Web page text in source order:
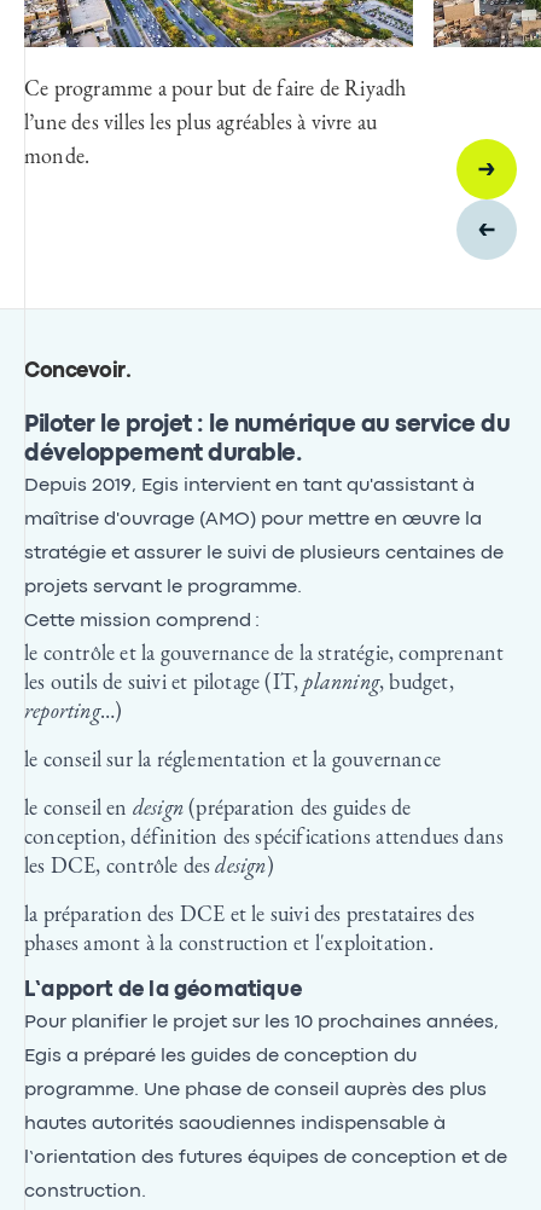
Ce programme a pour but de faire de Riyadh
l’une des villes les plus agréables à vivre au
monde.
Concevoir.
Piloter le projet : le numérique au service du
développement durable.
Depuis 2019, Egis intervient en tant qu'assistant à
maîtrise d'ouvrage (AMO) pour mettre en œuvre la
stratégie et assurer le suivi de plusieurs centaines de
projets servant le programme.
Cette mission comprend :
le contrôle et la gouvernance de la stratégie, comprenant
les outils de suivi et pilotage (IT, planning, budget,
reporting…)
le conseil sur la réglementation et la gouvernance
le conseil en design(préparation des guides de
conception, définition des spécifications attendues dans
les DCE, contrôle desdesign)
la préparation des DCE et le suivi des prestataires des
phases amont à la construction et l'exploitation.
L’apport de la géomatique
Pour planifier le projet sur les 10 prochaines années,
Egis a préparé les guides de conception du
programme. Une phase de conseil auprès des plus
hautes autorités saoudiennes indispensable à
l’orientation des futures équipes de conception et de
construction.